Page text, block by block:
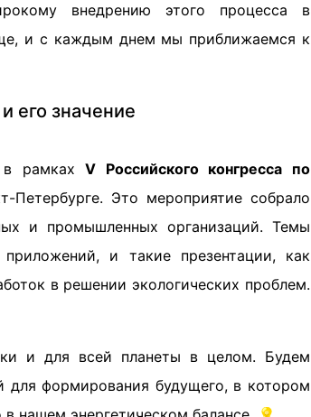
внедрению этого процесса в
и с каждым днем мы приближаемся к
его значение
в рамкахV Российского конгресса по
Петербурге. Это мероприятие собрало
и промышленных организаций. Темы
и такие презентации, как
в решении экологических проблем.
и для всей планеты в целом. Будем
для формирования будущего, в котором